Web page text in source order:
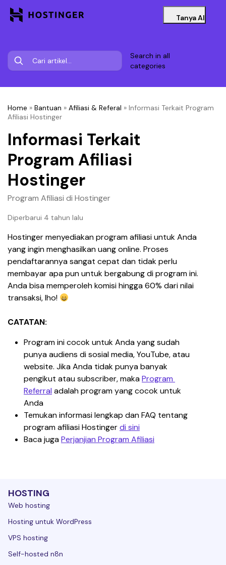
Tanya AI
Search in all
categories
Home » Bantuan » Afiliasi & Referal » Informasi Terkait Program
Afiliasi Hostinger
Informasi Terkait
Program Afiliasi
Hostinger
Program Afiliasi di Hostinger
Diperbarui 4 tahun lalu
Hostinger menyediakan program afiliasi untuk Anda
yang ingin menghasilkan uang online. Proses
pendaftarannya sangat cepat dan tidak perlu
membayar apa pun untuk bergabung di program ini.
Anda bisa memperoleh komisi hingga 60% dari nilai
transaksi, lho!
CATATAN:
Program ini cocok untuk Anda yang sudah
punya audiens di sosial media, YouTube, atau
website. Jika Anda tidak punya banyak
pengikut atau subscriber, maka Program
Referral adalah program yang cocok untuk
Anda
Temukan informasi lengkap dan FAQ tentang
program afiliasi Hostinger di sini
Baca juga Perjanjian Program Afiliasi
HOSTING
Web hosting
Hosting untuk WordPress
VPS hosting
Self-hosted n8n